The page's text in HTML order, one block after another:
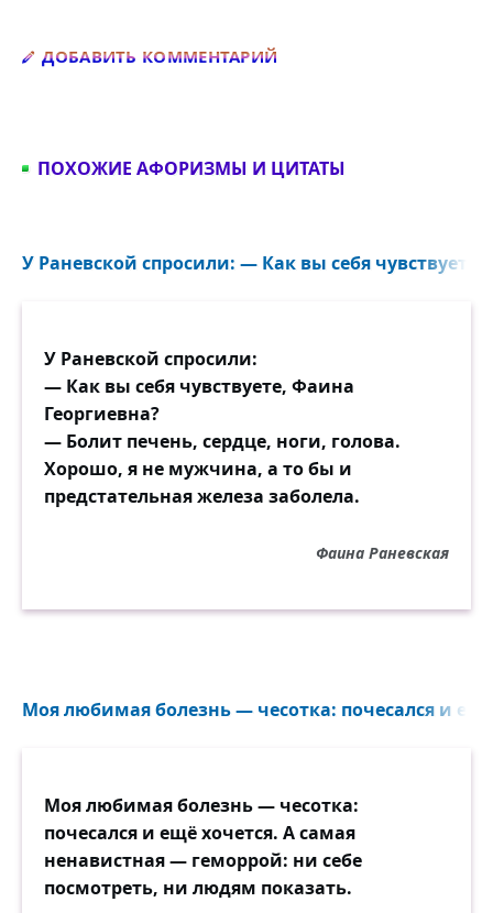
ДОБАВИТЬ КОММЕНТАРИЙ
ПОХОЖИЕ АФОРИЗМЫ И ЦИТАТЫ
У Раневской спросили: — Как вы себя
У Раневской спросили:
— Как вы себя чувствуете, Фаина
Георгиевна?
— Болит печень, сердце, ноги, голова.
Хорошо, я не мужчина, а то бы и
предстательная железа заболела.
Фаина Раневская
Моя любимая болезнь — чесотка: почесался и
Моя любимая болезнь — чесотка:
почесался и ещё хочется. А самая
ненавистная — геморрой: ни себе
посмотреть, ни людям показать.